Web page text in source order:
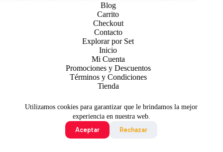
Utilizamos cookies para garantizar que le brindamos la mejor
experiencia en nuestra web.
Aceptar
Rechazar
Blog
Carrito
Checkout
Contacto
Explorar por Set
Inicio
Mi Cuenta
Promociones y Descuentos
Términos y Condiciones
Tienda
Todo contenido original es sujeto de Copyright © 2026 TCG